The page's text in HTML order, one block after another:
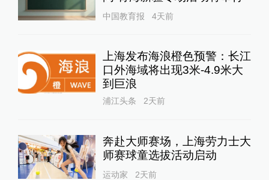
中国教育报 4天前
上海发布海浪橙色预警：长江
口外海域将出现3米-4.9米大
到巨浪
浦江头条 2天前
奔赴大师赛场，上海劳力士大
师赛球童选拔活动启动
运动家 2天前